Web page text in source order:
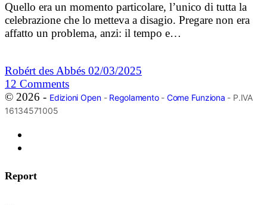
Quello era un momento particolare, l’unico di tutta la
celebrazione che lo metteva a disagio. Pregare non era
affatto un problema, anzi: il tempo e…
Robért des Abbés 02/03/2025
12 Comments
© 2026 - Edizioni Open- Regolamento- Come Funziona - P.IVA
16134571005
Report